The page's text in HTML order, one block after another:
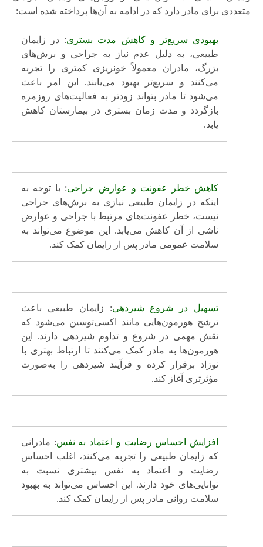
متعددی برای مادر دارد که در ادامه به آن‌ها پرداخته شده است:​
بهبودی سریع‌تر و کاهش مدت بستری: در زایمان
طبیعی، به دلیل عدم نیاز به جراحی و برش‌های
بزرگ، مادران معمولاً خونریزی کمتری را تجربه
می‌کنند و سریع‌تر بهبود می‌یابند. این امر باعث
می‌شود تا مادر بتواند زودتر به فعالیت‌های روزمره
بازگردد و مدت زمان بستری در بیمارستان کاهش
یابد.
کاهش خطر عفونت و عوارض جراحی: با توجه به
اینکه در زایمان طبیعی نیازی به برش‌های جراحی
نیست، خطر عفونت‌های مرتبط با جراحی و عوارض
ناشی از آن کاهش می‌یابد. این موضوع می‌تواند به
سلامت عمومی مادر پس از زایمان کمک کند.
تسهیل در شروع شیردهی: زایمان طبیعی باعث
ترشح هورمون‌هایی مانند اکسی‌توسین می‌شود که
نقش مهمی در شروع و تداوم شیردهی دارند. این
هورمون‌ها به مادر کمک می‌کنند تا ارتباط بهتری با
نوزاد برقرار کرده و فرآیند شیردهی را به‌صورت
مؤثرتری آغاز کند.
افزایش احساس رضایت و اعتماد به نفس: مادرانی
که زایمان طبیعی را تجربه می‌کنند، اغلب احساس
رضایت و اعتماد به نفس بیشتری نسبت به
توانایی‌های خود دارند. این احساس می‌تواند به بهبود
سلامت روانی مادر پس از زایمان کمک کند.